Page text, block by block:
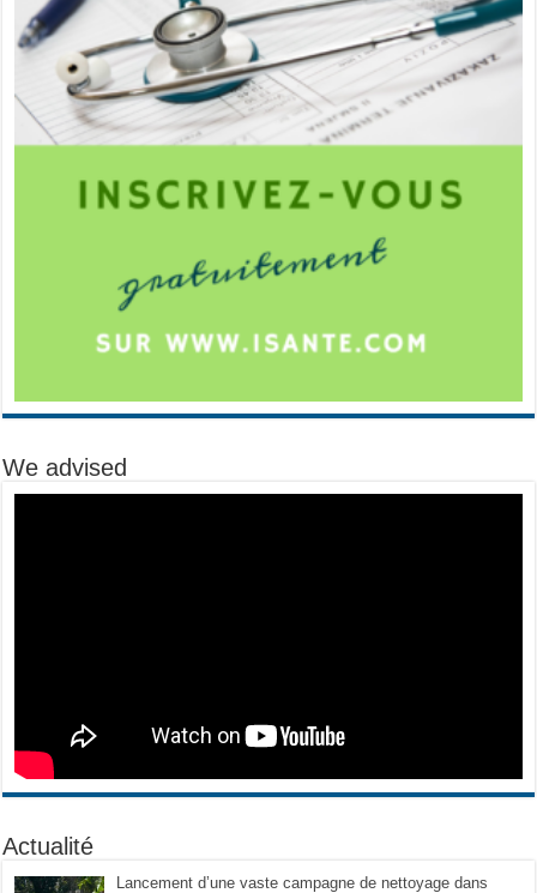
We advised
Actualité
Lancement d’une vaste campagne de nettoyage dans